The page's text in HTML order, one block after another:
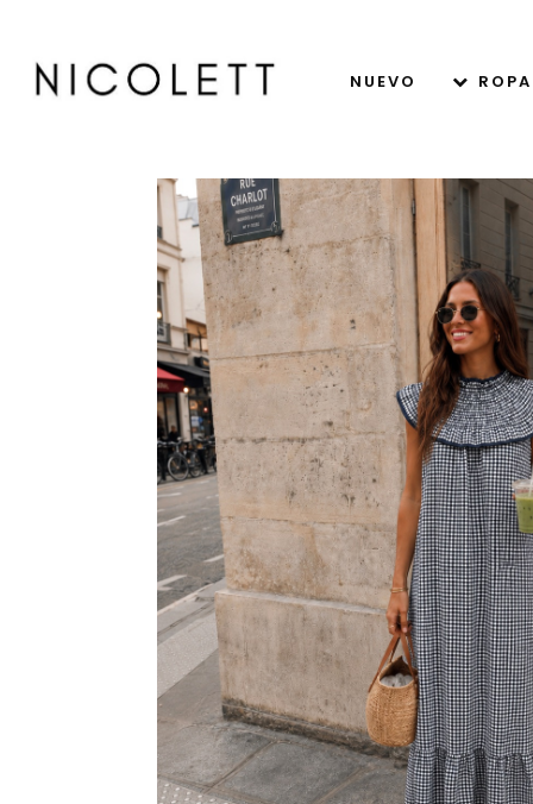
NUEVO ROPA